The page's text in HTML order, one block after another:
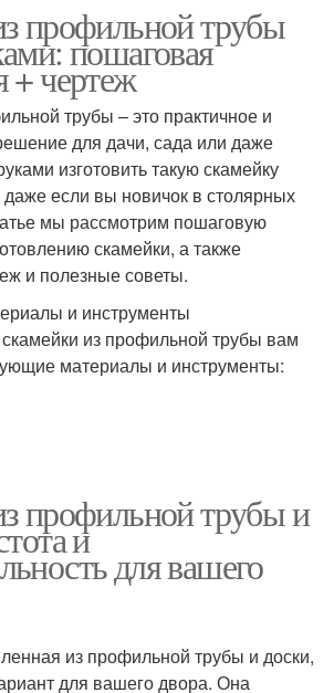
Самодельная скамейка
Скамейка из профиля
Простая скамейка
профильной трубы
пошаговая
+ чертеж
трубы – это практичное и
для дачи, сада или даже
изготовить такую скамейку
если вы новичок в столярных
мы рассмотрим пошаговую
скамейки, а также
и полезные советы.
и инструменты
из профильной трубы вам
материалы и инструменты:
профильной трубы и
и
для вашего
из профильной трубы и доски,
для вашего двора. Она